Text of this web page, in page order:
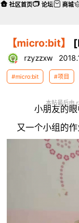
【micro:bit】
rzyzzxw
#micro:bit #项目
本帖最后由
小朋友的眼
又一个小组的
社区首页 论坛 商城